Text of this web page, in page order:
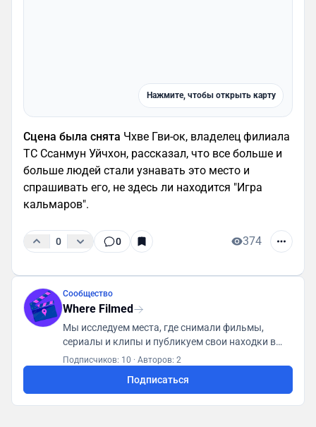
Нажмите, чтобы открыть карту
Сцена была снята Чхве Гви-ок, владелец филиала
ТС Ссанмун Уйчхон, рассказал, что все больше и
больше людей стали узнавать это место и
спрашивать его, не здесь ли находится "Игра
кальмаров".
0 0 374
Сообщество
Where Filmed
Мы исследуем места, где снимали фильмы,
сериалы и клипы и публикуем свои находки в
базу данных доступную всем пользователям
Подписчиков: 10 · Авторов: 2
Подписаться